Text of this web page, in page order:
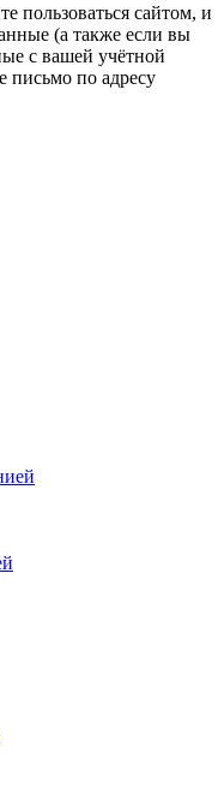
пользоваться сайтом, и
(а также если вы
с вашей учётной
письмо по адресу